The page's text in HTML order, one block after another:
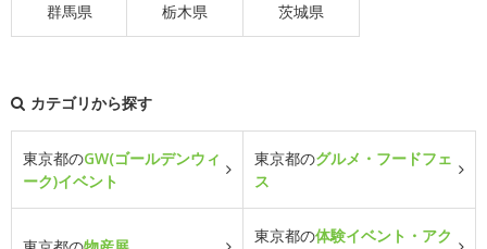
群馬県 栃木県 茨城県
カテゴリから探す
東京都のGW(ゴールデンウィ
ーク)イベント
東京都のグルメ・フードフェ
ス
東京都の体験イベント・アク